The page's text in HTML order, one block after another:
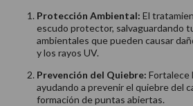
Protección Ambiental: El
escudo protector, salvaguardando
ambientales que pueden causar
y los rayos UV.
Prevención del Quiebre: Fortalece
ayudando a prevenir el quiebre del
formación de puntas abiertas.